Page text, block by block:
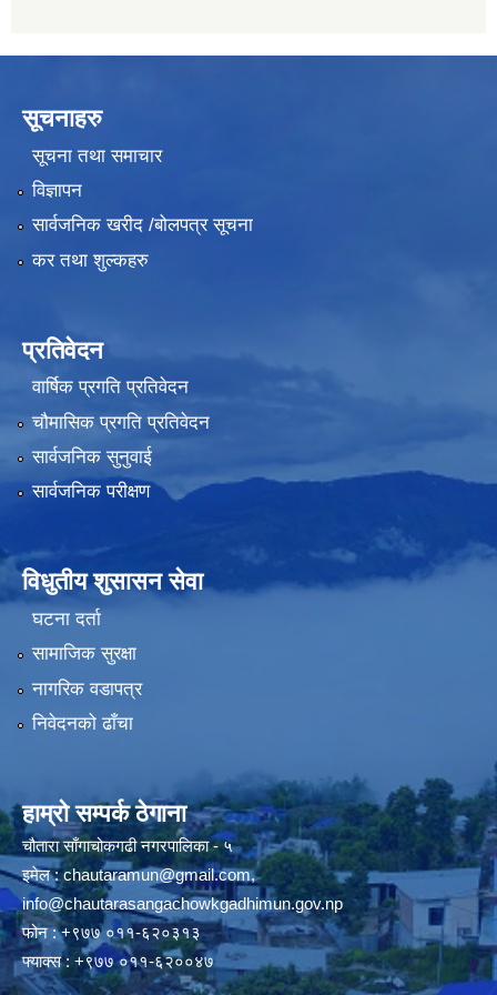
सूचनाहरु
सूचना तथा समाचार
विज्ञापन
सार्वजनिक खरीद /बोलपत्र सूचना
कर तथा शुल्कहरु
प्रतिवेदन
वार्षिक प्रगति प्रतिवेदन
चौमासिक प्रगति प्रतिवेदन
सार्वजनिक सुनुवाई
सार्वजनिक परीक्षण
विधुतीय शुसासन सेवा
घटना दर्ता
सामाजिक सुरक्षा
नागरिक वडापत्र
निवेदनको ढाँचा
हाम्रो सम्पर्क ठेगाना
चौतारा साँगाचोकगढी नगरपालिका - ५
इमेल :chautaramun@gmail.com,
info@chautarasangachowkgadhimun.gov.np
फोन : +९७७ ०११-६२०३१३
फ्याक्स : +९७७ ०११-६२००४७